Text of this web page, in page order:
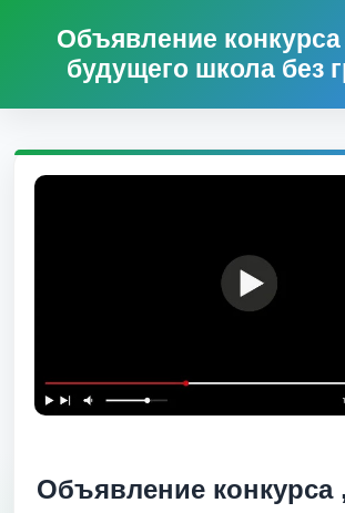
Объявление
будущего школа без
Объявление конкурса